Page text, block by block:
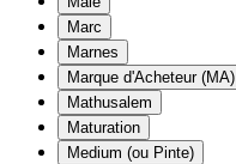
Marc
Marnes
Marque d'Acheteur (MA)
Mathusalem
Maturation
Medium (ou Pinte)